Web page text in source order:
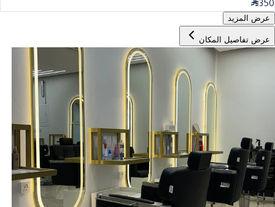
350
عرض المزيد
عرض تفاصيل المكان